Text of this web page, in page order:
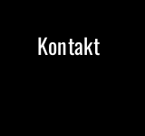
Kontakt